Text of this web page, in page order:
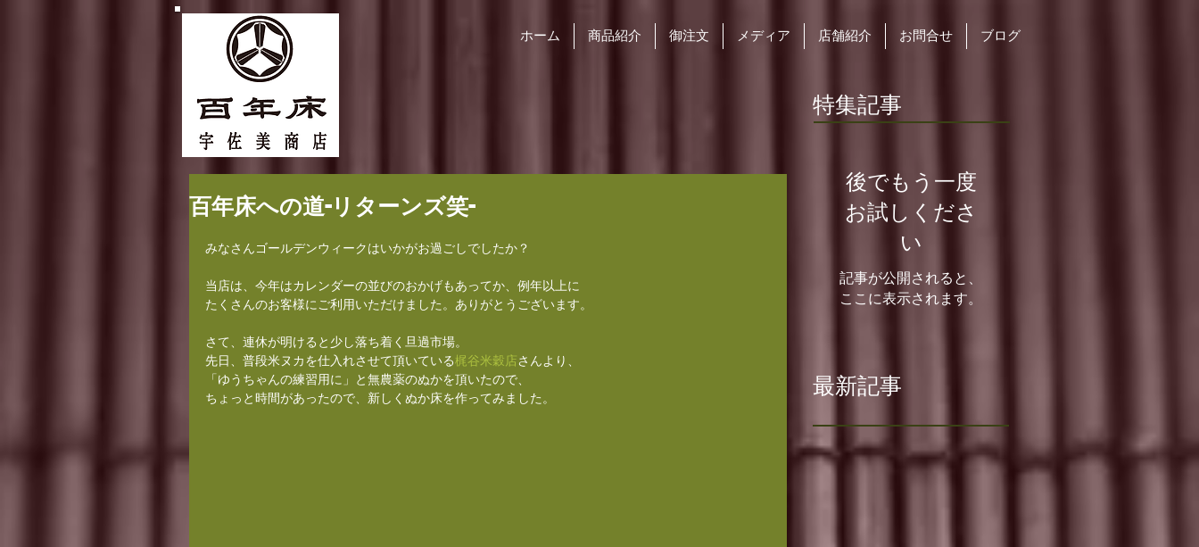
ホーム 商品紹介 御注文 メディア 店舗紹介 お問合せ ブログ
特集記事
百年床への道-リターンズ笑-
みなさんゴールデンウィークはいかがお過ごしでしたか？
当店は、今年はカレンダーの並びのおかげもあってか、例年以上に
たくさんのお客様にご利用いただけました。ありがとうございます。
さて、連休が明けると少し落ち着く旦過市場。
先日、普段米ヌカを仕入れさせて頂いている梶谷米穀店さんより、
「ゆうちゃんの練習用に」と無農薬のぬかを頂いたので、
ちょっと時間があったので、新しくぬか床を作ってみました。
後でもう一度
お試しくださ
い
記事が公開されると、
ここに表示されます。
最新記事